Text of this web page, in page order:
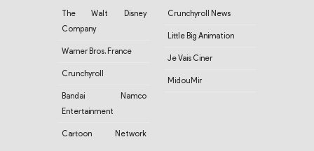
The Walt Disney
Company
Warner Bros. France
Crunchyroll
Bandai Namco
Entertainment
Cartoon Network
Crunchyroll News
Little Big Animation
Je Vais Ciner
MidouMir